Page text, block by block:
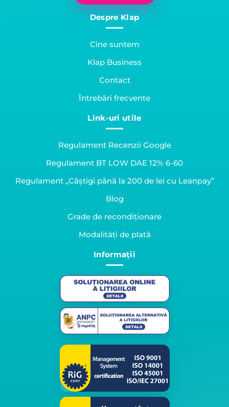
Despre Klap
Cine suntem
Klap Business
Contact
Întrebări frecvente
Link-uri utile
Regulament Recenzii Google
Regulament BT LOW DAE 12% 6-60
Regulament „Câștigi până la 200 de lei cu Leanpay”
Blog
Grade de recondiționare
Modalități de plată
Informații